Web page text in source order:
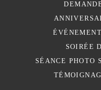
SOIRÉE
SÉANCE PHOTO